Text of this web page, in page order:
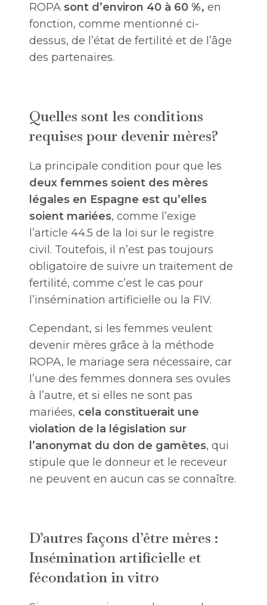
ROPA sont d’environ 40 à 60 %, en
fonction, comme mentionné ci-
dessus, de l’état de fertilité et de l’âge
des partenaires.
Quelles sont les conditions
requises pour devenir mères?
La principale condition pour que les
deux femmes soient des mères
légales en Espagne est qu’elles
soient mariées, comme l’exige
l’article 44.5 de la loi sur le registre
civil. Toutefois, il n’est pas toujours
obligatoire de suivre un traitement de
fertilité, comme c’est le cas pour
l’insémination artificielle ou la FIV.
Cependant, si les femmes veulent
devenir mères grâce à la méthode
ROPA, le mariage sera nécessaire, car
l’une des femmes donnera ses ovules
à l’autre, et si elles ne sont pas
mariées, cela constituerait une
violation de la législation sur
l’anonymat du don de gamètes, qui
stipule que le donneur et le receveur
ne peuvent en aucun cas se connaître.
D’autres façons d’être mères :
Insémination artificielle et
fécondation in vitro